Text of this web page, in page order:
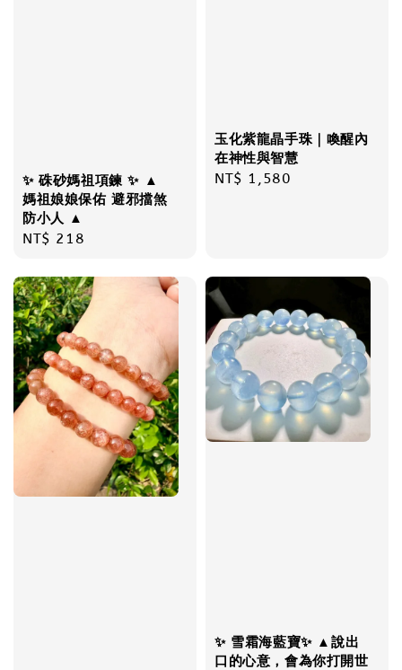
✨ 硃砂媽祖項鍊 ✨ ▲
媽祖娘娘保佑 避邪擋煞
防小人 ▲
Regular
NT$ 218
玉化紫龍晶手珠｜喚醒內
在神性與智慧
Regular
NT$ 1,580
✨ 雪霜海藍寶✨ ▲說出
口的心意，會為你打開世